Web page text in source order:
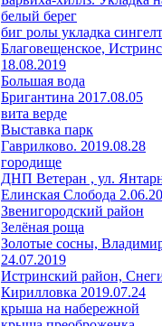
белый берег
биг ролы укладка
Благовещенское,
18.08.2019
Большая вода
Бригантина 2017.08.05
вита верде
Выставка парк
Гаврилково. 2019.08.28
городище
ДНП Ветеран , ул.
Елинская Слобода
Звенигородский район
Зелёная роща
Золотые сосны,
24.07.2019
Истринский район,
Кирилловка 2019.07.24
крыша на набережной